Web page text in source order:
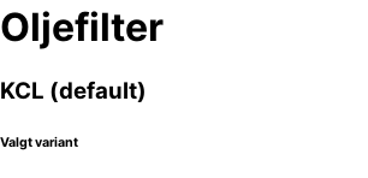
Oljefilter
KCL (default)
Valgt variant